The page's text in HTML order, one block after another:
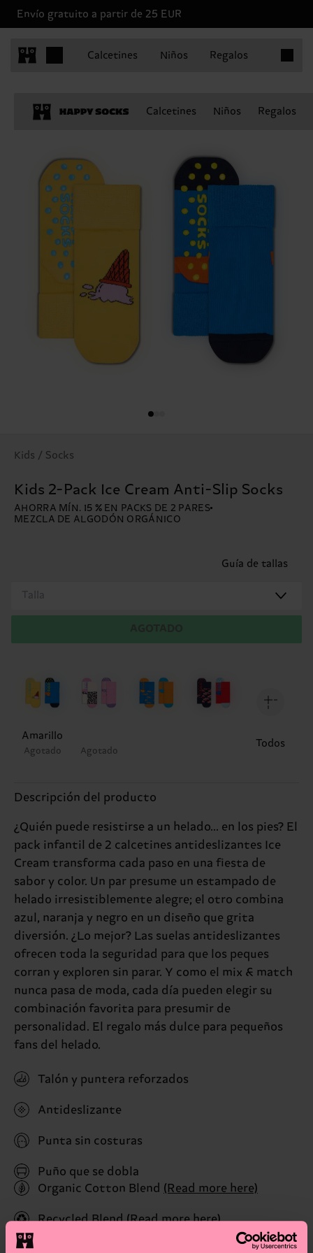
Envío gratuito a partir de 25 EUR
Calcetines Niños Regalos
Calcetines Niños Regalos
Kids / Socks
Kids 2-Pack Ice Cream Anti-Slip Socks
AHORRA MÍN. 15 % EN PACKS DE 2 PARES
MEZCLA DE ALGODÓN ORGÁNICO
Guía de tallas
Talla
Amarillo
Agotado Agotado
Todos
Descripción del producto
¿Quién puede resistirse a un helado... en los pies? El
pack infantil de 2 calcetines antideslizantes Ice
Cream transforma cada paso en una fiesta de
sabor y color. Un par presume un estampado de
helado irresistiblemente alegre; el otro combina
azul, naranja y negro en un diseño que grita
diversión. ¿Lo mejor? Las suelas antideslizantes
ofrecen toda la seguridad para que los peques
corran y exploren sin parar. Y como el mix & match
nunca pasa de moda, cada día pueden elegir su
combinación favorita para presumir de
personalidad. El regalo más dulce para pequeños
fans del helado.
Talón y puntera reforzados
Antideslizante
Punta sin costuras
Puño que se dobla
Organic Cotton Blend (Read more here)
Recycled Blend(Read more here)
ID: P005343